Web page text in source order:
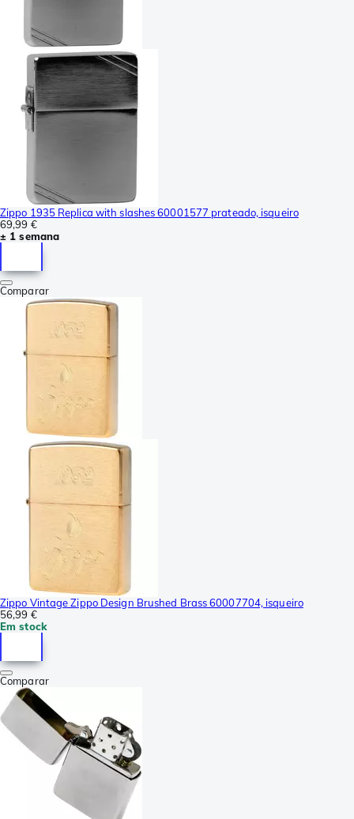
Zippo 1935 Replica with slashes 60001577 prateado, isqueiro
69,99 €
± 1 semana
Comparar
Zippo Vintage Zippo Design Brushed Brass 60007704, isqueiro
56,99 €
Em stock
Comparar